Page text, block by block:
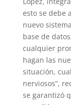
esto se debe
nuevo
base de
cualquier
hagan las
situación,
nerviosos”,
se garantizó